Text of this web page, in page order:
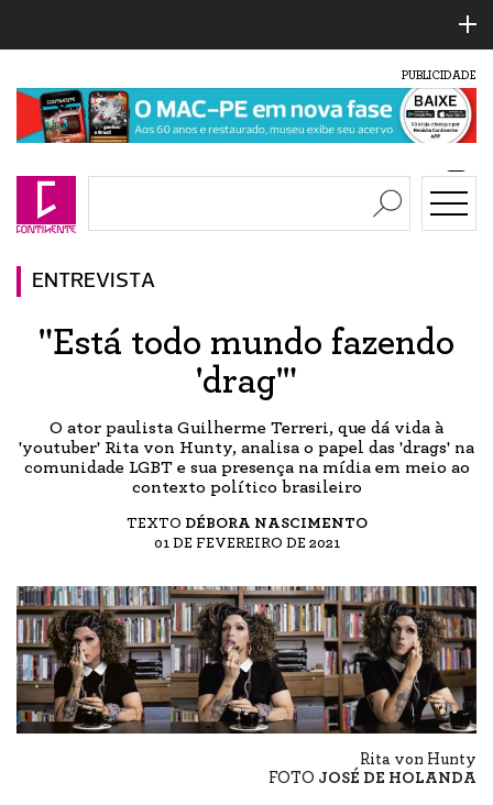
PUBLICIDADE
ENTREVISTA
"Está todo mundo fazendo
'drag'"
O ator paulista Guilherme Terreri, que dá vida à
'youtuber' Rita von Hunty, analisa o papel das 'drags' na
comunidade LGBT e sua presença na mídia em meio ao
contexto político brasileiro
TEXTO DÉBORA NASCIMENTO
01 DE FEVEREIRO DE 2021
Rita von Hunty
FOTO JOSÉ DE HOLANDA